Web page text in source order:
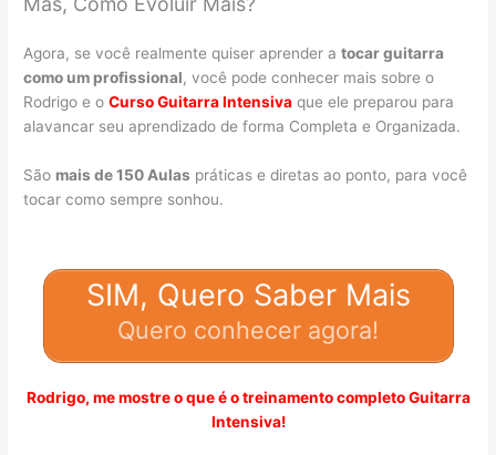
Agora, se você realmente quiser aprender atocar guitarra
como um profissional, você pode conhecer mais sobre o
Rodrigo e oCurso Guitarra Intensiva que ele preparou para
alavancar seu aprendizado de forma Completa e Organizada.
São mais de 150 Aulas práticas e diretas ao ponto, para você
tocar como sempre sonhou.
SIM, Quero Saber Mais
Quero conhecer agora!
Rodrigo, me mostre o que é o treinamento completo Guitarra
Intensiva!